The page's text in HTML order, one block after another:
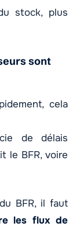
stock, plus
sont
cela
de délais
le BFR, voire
BFR, il faut
les flux de